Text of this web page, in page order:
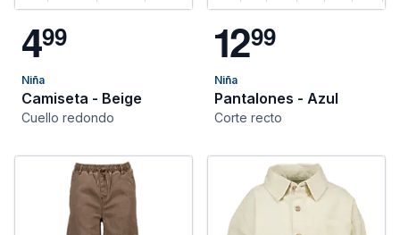
499
Niña
Camiseta - Beige
Cuello redondo
1299
Niña
Pantalones - Azul
Corte recto